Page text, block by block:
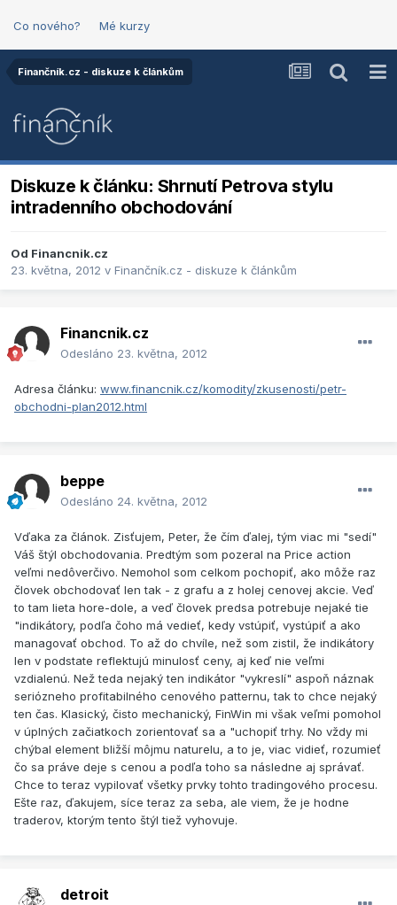
Co nového? Mé kurzy
Finančník.cz - diskuze k článkům
Diskuze k článku: Shrnutí Petrova stylu
intradenního obchodování
Od Financnik.cz
23. května, 2012 v Finančník.cz - diskuze k článkům
Financnik.cz
Odesláno 23. května, 2012
Adresa článku: www.financnik.cz/komodity/zkusenosti/petr-
obchodni-plan2012.html
beppe
Odesláno 24. května, 2012
Vďaka za článok. Zisťujem, Peter, že čím ďalej, tým viac mi "sedí"
Váš štýl obchodovania. Predtým som pozeral na Price action
veľmi nedôverčivo. Nemohol som celkom pochopiť, ako môže raz
človek obchodovať len tak - z grafu a z holej cenovej akcie. Veď
to tam lieta hore-dole, a veď človek predsa potrebuje nejaké tie
"indikátory, podľa čoho má vedieť, kedy vstúpiť, vystúpiť a ako
managovať obchod. To až do chvíle, než som zistil, že indikátory
len v podstate reflektujú minulosť ceny, aj keď nie veľmi
vzdialenú. Než teda nejaký ten indikátor "vykreslí" aspoň náznak
seriózneho profitabilného cenového patternu, tak to chce nejaký
ten čas. Klasický, čisto mechanický, FinWin mi však veľmi pomohol
v úplných začiatkoch zorientovať sa a "uchopiť trhy. No vždy mi
chýbal element bližší môjmu naturelu, a to je, viac vidieť, rozumieť
čo sa práve deje s cenou a podľa toho sa následne aj správať.
Chce to teraz vypilovať všetky prvky tohto tradingového procesu.
Ešte raz, ďakujem, síce teraz za seba, ale viem, že je hodne
traderov, ktorým tento štýl tiež vyhovuje.
detroit